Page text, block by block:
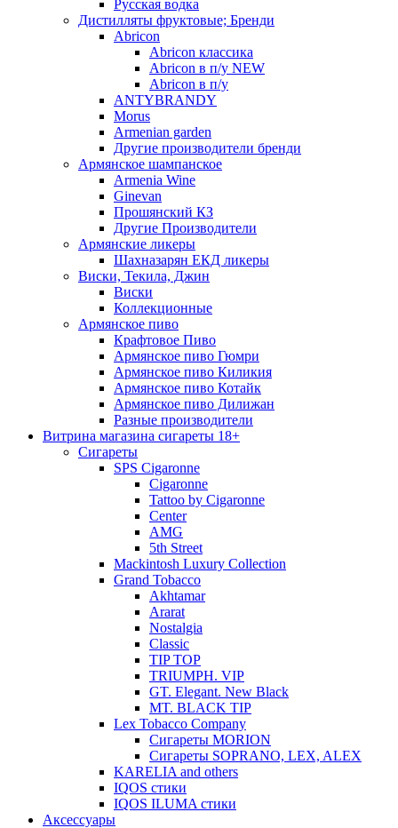
Русская водка
Дистилляты фруктовые; Бренди
Abricon
Abricon классика
Abricon в п/у NEW
Abricon в п/у
ANTYBRANDY
Morus
Armenian garden
Другие производители бренди
Армянское шампанское
Armenia Wine
Ginevan
Прошянский КЗ
Другие Производители
Армянские ликеры
Шахназарян ЕКД ликеры
Виски, Текила, Джин
Виски
Коллекционные
Армянское пиво
Крафтовое Пиво
Армянское пиво Гюмри
Армянское пиво Киликия
Армянское пиво Котайк
Армянское пиво Дилижан
Разные производители
Витрина магазина сигареты 18+
Cигареты
SPS Cigaronne
Сigaronne
Tattoo by Cigaronne
Center
AMG
5th Street
Mackintosh Luxury Collection
Grand Tobacco
Akhtamar
Ararat
Nostalgia
Classic
TIP TOP
TRIUMPH. VIP
GT. Elegant. New Black
MT. BLACK TIP
Lex Tobacco Company
Сигареты MORION
Сигареты SOPRANO, LEX, ALEX
KARELIA and others
IQOS стики
IQOS ILUMA стики
Аксессуары